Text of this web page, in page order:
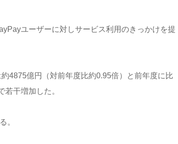
ユーザーに対しサービス利用のきっかけを提
4875億円（対前年度比約0.95倍）と前年度に比
干増加した。
。